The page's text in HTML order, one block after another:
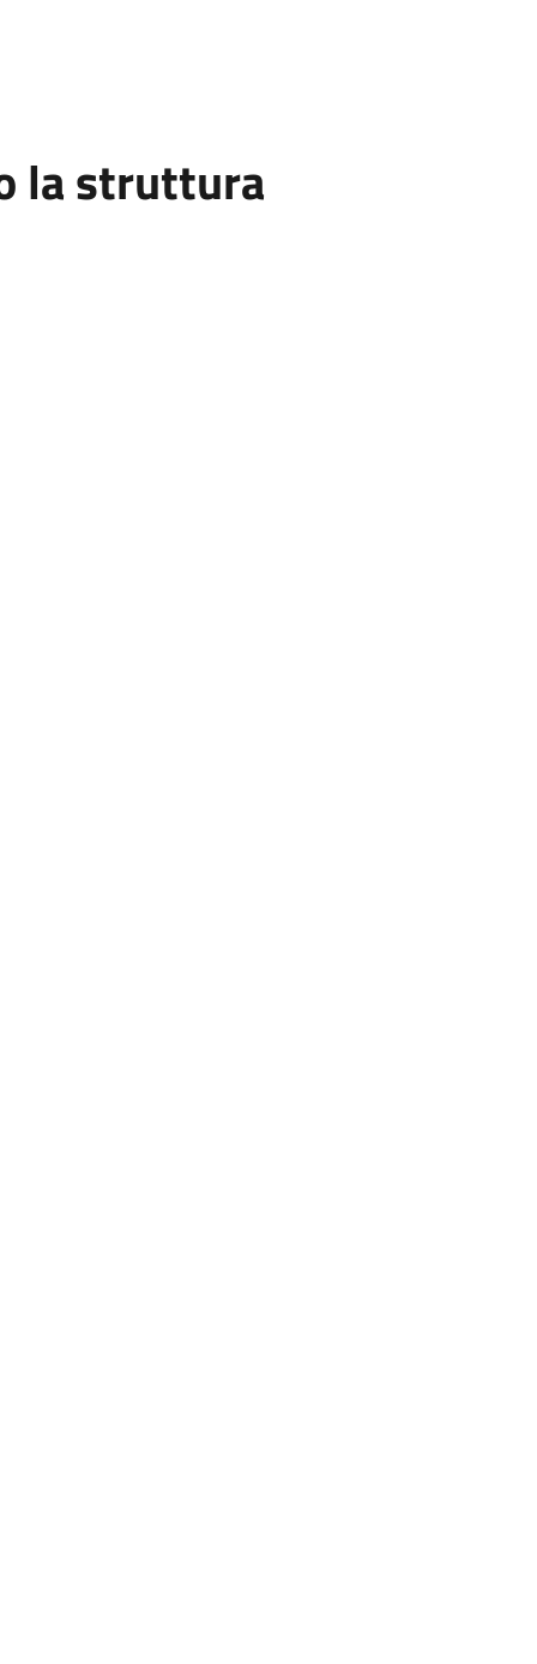
la struttura